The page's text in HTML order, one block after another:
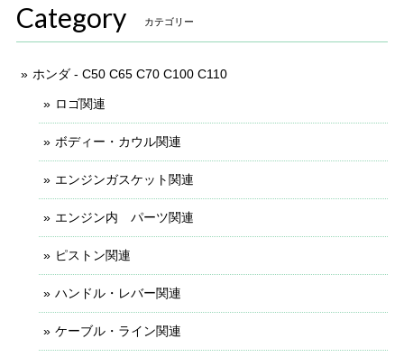
Category カテゴリー
ホンダ - C50 C65 C70 C100 C110
ロゴ関連
ボディー・カウル関連
エンジンガスケット関連
エンジン内 パーツ関連
ピストン関連
ハンドル・レバー関連
ケーブル・ライン関連